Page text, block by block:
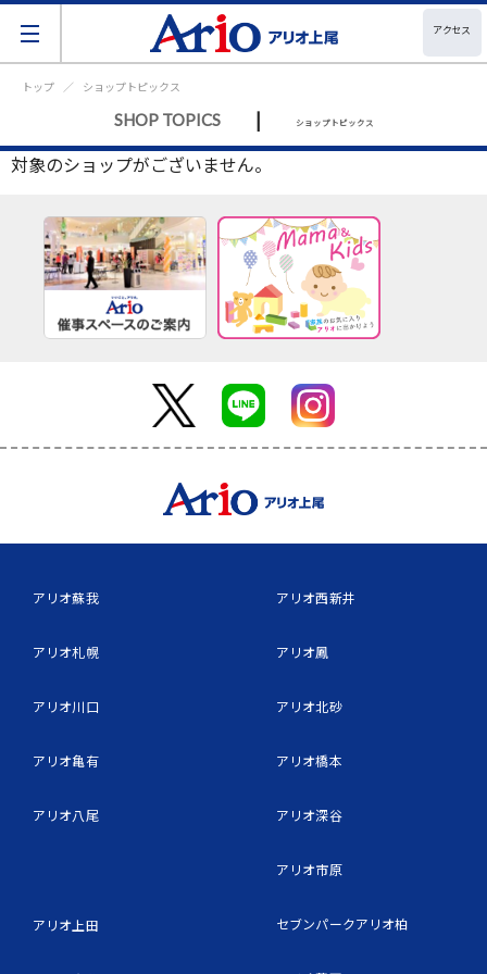
アクセス
トップ ショップトピックス
SHOP TOPICS | ショップトピックス
対象のショップがございません。
アリオ蘇我
アリオ札幌
アリオ川口
アリオ亀有
アリオ八尾
アリオ上田
アリオ西新井
アリオ鳳
アリオ北砂
アリオ橋本
アリオ深谷
アリオ市原
セブンパークアリオ柏